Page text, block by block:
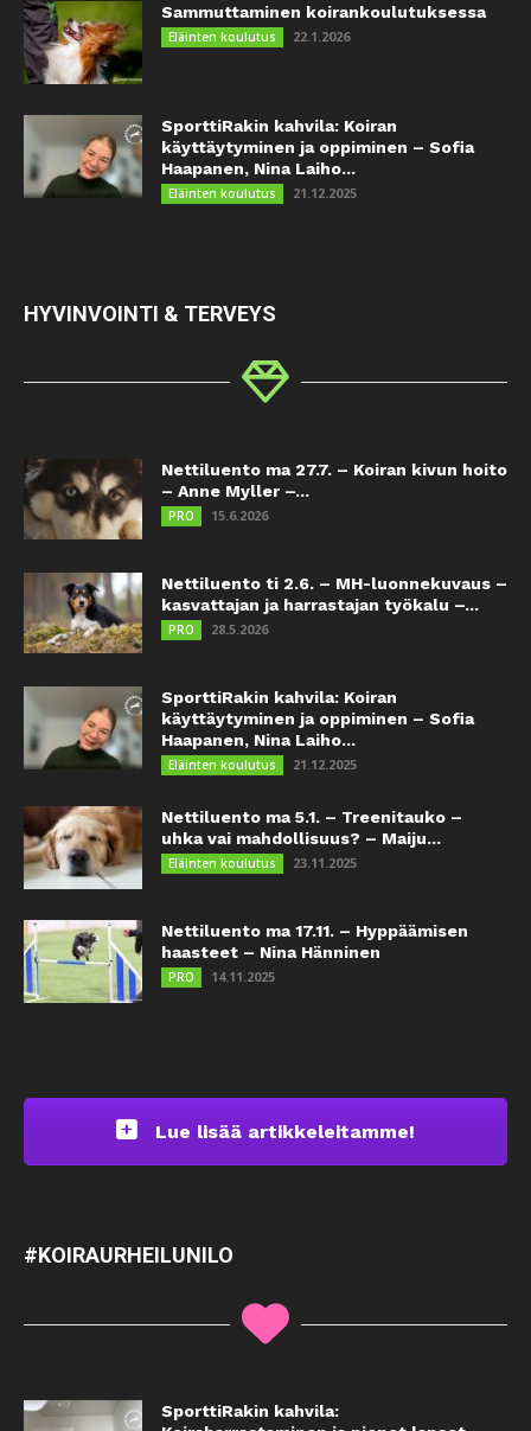
Sammuttaminen koirankoulutuksessa
Eläinten koulutus 22.1.2026
SporttiRakin kahvila: Koiran
käyttäytyminen ja oppiminen – Sofia
Haapanen, Nina Laiho...
Eläinten koulutus 21.12.2025
HYVINVOINTI & TERVEYS
Nettiluento ma 27.7. – Koiran kivun hoito
– Anne Myller –...
PRO 15.6.2026
Nettiluento ti 2.6. – MH-luonnekuvaus –
kasvattajan ja harrastajan työkalu –...
PRO 28.5.2026
SporttiRakin kahvila: Koiran
käyttäytyminen ja oppiminen – Sofia
Haapanen, Nina Laiho...
Eläinten koulutus 21.12.2025
Nettiluento ma 5.1. – Treenitauko –
uhka vai mahdollisuus? – Maiju...
Eläinten koulutus 23.11.2025
Nettiluento ma 17.11. – Hyppäämisen
haasteet – Nina Hänninen
PRO 14.11.2025
Lue lisää artikkeleitamme!
#KOIRAURHEILUNILO
SporttiRakin kahvila: